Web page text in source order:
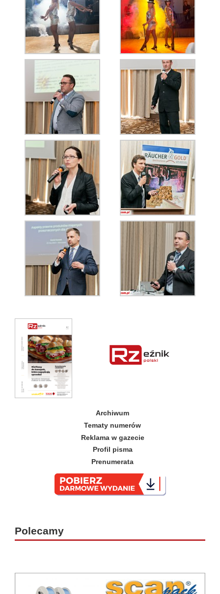
Archiwum
Tematy numerów
Reklama w gazecie
Profil pisma
Prenumerata
Polecamy